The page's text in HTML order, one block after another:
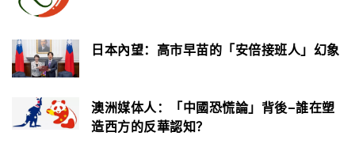
日本內望：高市早苗的「安倍接班人」幻象
澳洲媒体人：「中國恐慌論」背後–誰在塑
造西方的反華認知？